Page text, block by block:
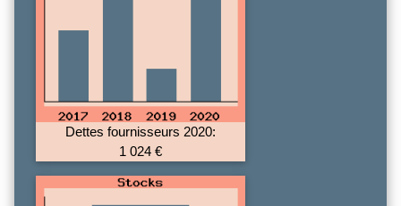
Dettes fournisseurs 2020:
1 024 €